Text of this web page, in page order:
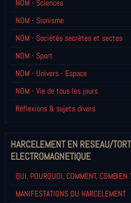
NOM - Sciences
NOM - Sionisme
NOM - Sociétés secrètes et sectes
NOM - Sport
NOM - Univers - Espace
NOM - Vie de tous les jours
Réflexions & sujets divers
HARCELEMENT EN RESEAU/
ELECTROMAGNETIQUE
QUI, POURQUOI, COMMENT, COMBIEN
MANIFESTATIONS DU HARCELEMENT